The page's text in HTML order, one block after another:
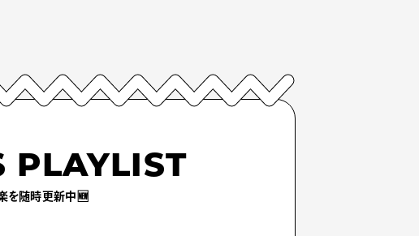
PLAYLIST
を随時更新中🆕